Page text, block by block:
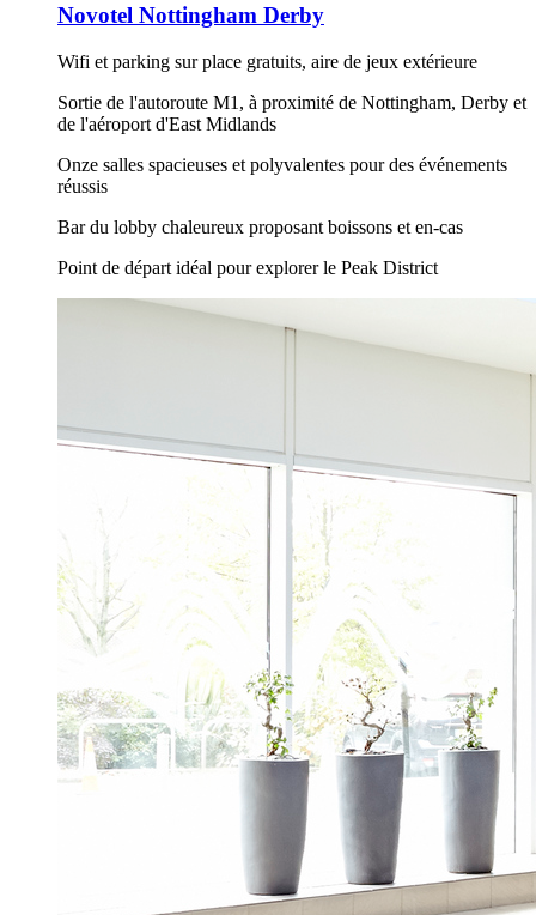
Novotel Nottingham Derby
Wifi et parking sur place gratuits, aire de jeux extérieure
Sortie de l'autoroute M1, à proximité de Nottingham, Derby et
de l'aéroport d'East Midlands
Onze salles spacieuses et polyvalentes pour des événements
réussis
Bar du lobby chaleureux proposant boissons et en-cas
Point de départ idéal pour explorer le Peak District